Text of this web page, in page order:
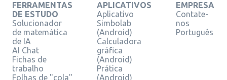
FERRAMENTAS
DE ESTUDO
Solucionador
de matemática
de IA
AI Chat
Fichas de
trabalho
Folhas de "cola"
APLICATIVOS
Aplicativo
Simbolab
(Android)
Calculadora
gráfica
(Android)
Prática
(Android)
EMPRESA
Contate-
nos
Português